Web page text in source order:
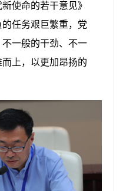
使命的若干意见》
任务艰巨繁重，党
一般的干劲、不一
上，以更加昂扬的